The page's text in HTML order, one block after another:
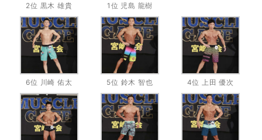
2位 黒木 雄貴 1位 児島 龍樹
6位 川崎 佑太 5位 鈴木 智也 4位 上田 優次